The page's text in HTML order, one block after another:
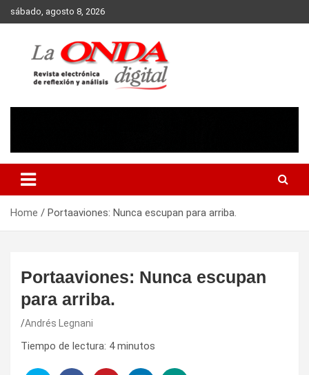
Skip
to
sábado, agosto 8, 2026
Home Portaaviones: Nunca escupan para arriba.
Portaaviones: Nunca escupan
para arriba.
Andrés Legnani
Tiempo de lectura: 4 minutos